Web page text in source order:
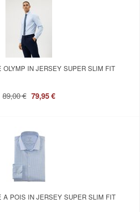
OLYMP IN JERSEY SUPER SLIM FIT
89,00 € 79,95 €
A POIS IN JERSEY SUPER SLIM FIT